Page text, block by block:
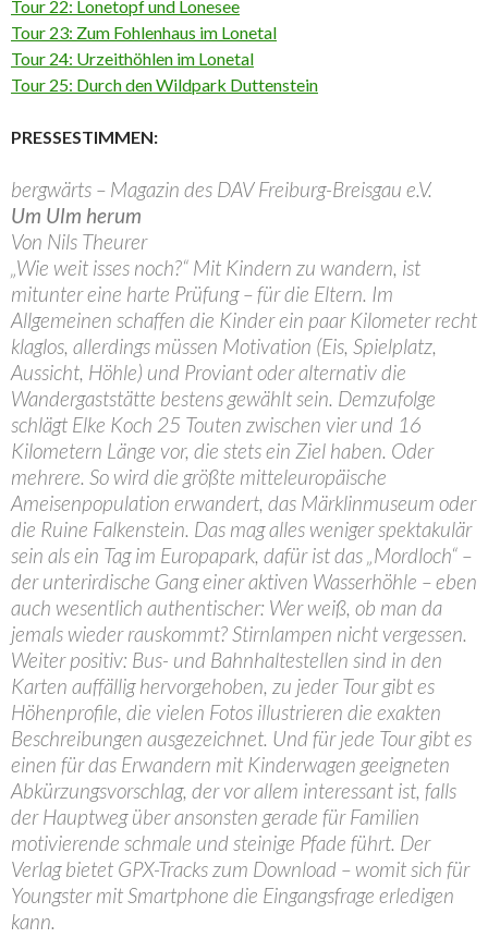
Tour 22: Lonetopf und Lonesee
Tour 23: Zum Fohlenhaus im Lonetal
Tour 24: Urzeithöhlen im Lonetal
Tour 25: Durch den Wildpark Duttenstein
PRESSESTIMMEN:
bergwärts – Magazin des DAV Freiburg-Breisgau e.V.
Um Ulm herum
Von Nils Theurer
„Wie weit isses noch?“ Mit Kindern zu wandern, ist
mitunter eine harte Prüfung – für die Eltern. Im
Allgemeinen schaffen die Kinder ein paar Kilometer recht
klaglos, allerdings müssen Motivation (Eis, Spielplatz,
Aussicht, Höhle) und Proviant oder alternativ die
Wandergaststätte bestens gewählt sein. Demzufolge
schlägt Elke Koch 25 Touten zwischen vier und 16
Kilometern Länge vor, die stets ein Ziel haben. Oder
mehrere. So wird die größte mitteleuropäische
Ameisenpopulation erwandert, das Märklinmuseum oder
die Ruine Falkenstein. Das mag alles weniger spektakulär
sein als ein Tag im Europapark, dafür ist das „Mordloch“ –
der unterirdische Gang einer aktiven Wasserhöhle – eben
auch wesentlich authentischer: Wer weiß, ob man da
jemals wieder rauskommt? Stirnlampen nicht vergessen.
Weiter positiv: Bus- und Bahnhaltestellen sind in den
Karten auffällig hervorgehoben, zu jeder Tour gibt es
Höhenprofile, die vielen Fotos illustrieren die exakten
Beschreibungen ausgezeichnet. Und für jede Tour gibt es
einen für das Erwandern mit Kinderwagen geeigneten
Abkürzungsvorschlag, der vor allem interessant ist, falls
der Hauptweg über ansonsten gerade für Familien
motivierende schmale und steinige Pfade führt. Der
Verlag bietet GPX-Tracks zum Download – womit sich für
Youngster mit Smartphone die Eingangsfrage erledigen
kann.